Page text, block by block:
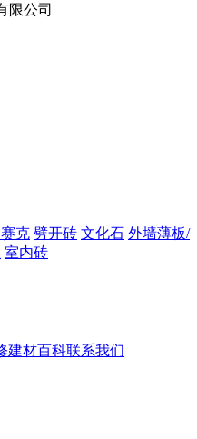
限公司
克 劈开砖 文化石 外墙薄板/
室内砖
建材百科联系我们